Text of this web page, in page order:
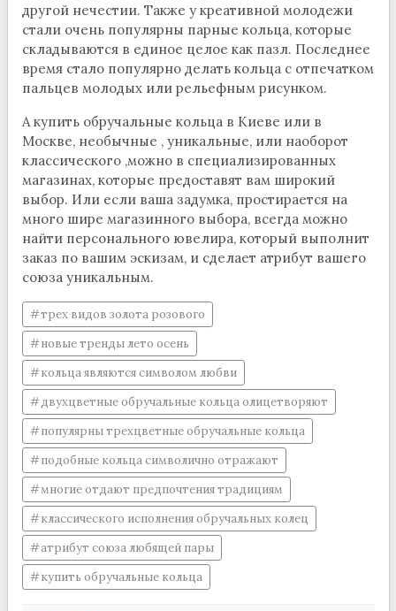
другой нечестии. Также у креативной молодежи
стали очень популярны парные кольца, которые
складываются в единое целое как пазл. Последнее
время стало популярно делать кольца с отпечатком
пальцев молодых или рельефным рисунком.
А купить обручальные кольца в Киеве или в
Москве, необычные , уникальные, или наоборот
классического ,можно в специализированных
магазинах, которые предоставят вам широкий
выбор. Или если ваша задумка, простирается на
много шире магазинного выбора, всегда можно
найти персонального ювелира, который выполнит
заказ по вашим эскизам, и сделает атрибут вашего
союза уникальным.
трех видов золота розового
новые тренды лето осень
кольца являются символом любви
двухцветные обручальные кольца олицетворяют
популярны трехцветные обручальные кольца
подобные кольца символично отражают
многие отдают предпочтения традициям
классического исполнения обручальных колец
атрибут союза любящей пары
купить обручальные кольца